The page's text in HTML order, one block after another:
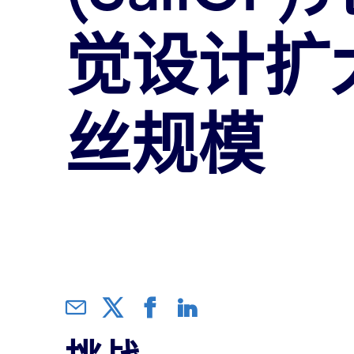
觉设计扩
丝规模